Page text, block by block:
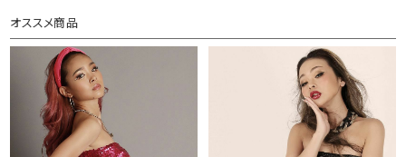
オススメ商品